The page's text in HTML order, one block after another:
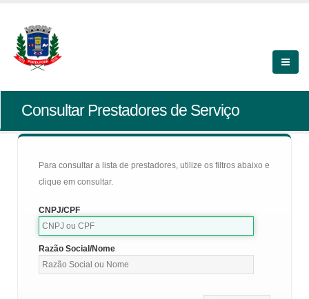
Consultar Prestadores de Serviço
Para consultar a lista de prestadores, utilize os filtros abaixo e
clique em consultar.
CNPJ/CPF
Razão Social/Nome